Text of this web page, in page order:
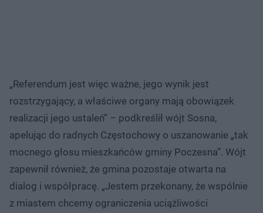
„Referendum jest więc ważne, jego wynik jest
rozstrzygający, a właściwe organy mają obowiązek
realizacji jego ustaleń” – podkreślił wójt Sosna,
apelując do radnych Częstochowy o uszanowanie „tak
mocnego głosu mieszkańców gminy Poczesna”. Wójt
zapewnił również, że gmina pozostaje otwarta na
dialog i współpracę. „Jestem przekonany, że wspólnie
z miastem chcemy ograniczenia uciążliwości